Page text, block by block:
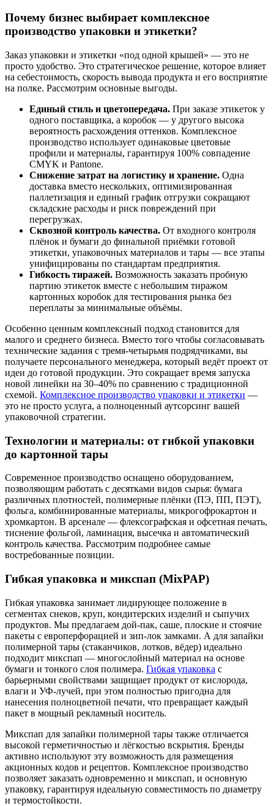
Почему бизнес выбирает комплексное
производство упаковки и этикетки?
Заказ упаковки и этикетки «под одной крышей» — это не
просто удобство. Это стратегическое решение, которое влияет
на себестоимость, скорость вывода продукта и его восприятие
на полке. Рассмотрим основные выгоды.
Единый стиль и цветопередача. При заказе этикеток у
одного поставщика, а коробок — у другого высока
вероятность расхождения оттенков. Комплексное
производство использует одинаковые цветовые
профили и материалы, гарантируя 100% совпадение
CMYK и Pantone.
Снижение затрат на логистику и хранение. Одна
доставка вместо нескольких, оптимизированная
паллетизация и единый график отгрузки сокращают
складские расходы и риск повреждений при
перегрузках.
Сквозной контроль качества. От входного контроля
плёнок и бумаги до финальной приёмки готовой
этикетки, упаковочных материалов и тары — все этапы
унифицированы по стандартам предприятия.
Гибкость тиражей. Возможность заказать пробную
партию этикеток вместе с небольшим тиражом
картонных коробок для тестирования рынка без
переплаты за минимальные объёмы.
Особенно ценным комплексный подход становится для
малого и среднего бизнеса. Вместо того чтобы согласовывать
технические задания с тремя-четырьмя подрядчиками, вы
получаете персонального менеджера, который ведёт проект от
идеи до готовой продукции. Это сокращает время запуска
новой линейки на 30–40% по сравнению с традиционной
схемой. Комплексное производство упаковки и этикетки —
это не просто услуга, а полноценный аутсорсинг вашей
упаковочной стратегии.
Технологии и материалы: от гибкой упаковки
до картонной тары
Современное производство оснащено оборудованием,
позволяющим работать с десятками видов сырья: бумага
различных плотностей, полимерные плёнки (ПЭ, ПП, ПЭТ),
фольга, комбинированные материалы, микрогофрокартон и
хромкартон. В арсенале — флексографская и офсетная печать,
тиснение фольгой, ламинация, высечка и автоматический
контроль качества. Рассмотрим подробнее самые
востребованные позиции.
Гибкая упаковка и микспап (MixPAP)
Гибкая упаковка занимает лидирующее положение в
сегментах снеков, круп, кондитерских изделий и сыпучих
продуктов. Мы предлагаем дой-пак, саше, плоские и стоячие
пакеты с европерфорацией и зип-лок замками. А для запайки
полимерной тары (стаканчиков, лотков, вёдер) идеально
подходит микспап — многослойный материал на основе
бумаги и тонкого слоя полимера. Гибкая упаковка с
барьерными свойствами защищает продукт от кислорода,
влаги и УФ-лучей, при этом полностью пригодна для
нанесения полноцветной печати, что превращает каждый
пакет в мощный рекламный носитель.
Микспап для запайки полимерной тары также отличается
высокой герметичностью и лёгкостью вскрытия. Бренды
активно используют эту возможность для размещения
акционных кодов и рецептов. Комплексное производство
позволяет заказать одновременно и микспап, и основную
упаковку, гарантируя идеальную совместимость по диаметру
и термостойкости.